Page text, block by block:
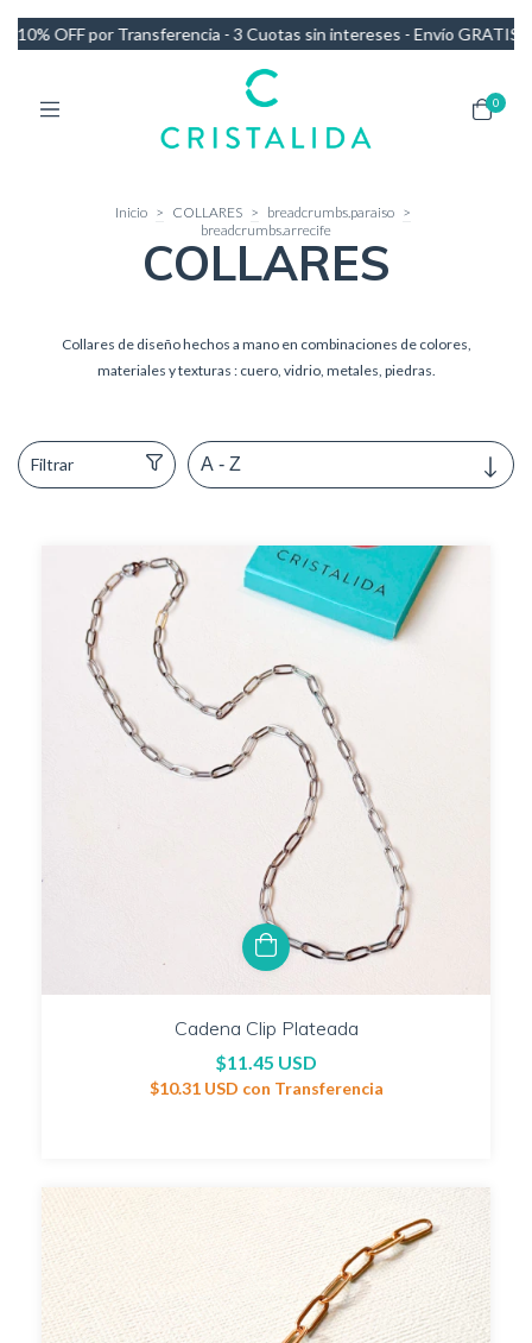
- Envío GRATIS en compras de más de $140.000 10% OFF
0
Inicio > COLLARES > breadcrumbs.paraiso >
breadcrumbs.arrecife
COLLARES
Collares de diseño hechos a mano en combinaciones de colores,
materiales y texturas : cuero, vidrio, metales, piedras.
Filtrar
Cadena Clip Plateada
$11.45 USD
$10.31 USD con Transferencia